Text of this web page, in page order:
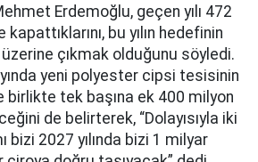
Erdemoğlu, geçen yılı 472
bu yılın hedefinin
çıkmak olduğunu söyledi.
yeni polyester cipsi tesisinin
birlikte tek başına ek 400 milyon
de belirterek, “Dolayısıyla iki
2027 yılında bizi 1 milyar